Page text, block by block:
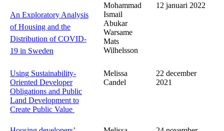
An Exploratory Analysis
of Housing and the
Distribution of COVID-
19 in Sweden
Mohammad
Ismail
Abukar
Warsame
Mats
Wilhelsson
12 januari 2022
Using Sustainability-
Oriented Developer
Obligations and Public
Land Development to
Create Public Value
Melissa
Candel
22 december
2021